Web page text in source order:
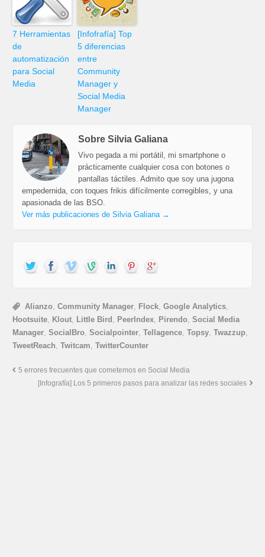
7 Herramientas
de
automatización
para Social
Media
[Infofrafía] Top
5 diferencias
entre
Community
Manager y
Social Media
Manager
Sobre Silvia Galiana
Vivo pegada a mi portátil, mi smartphone o
prácticamente cualquier cosa con botones o
pantallas táctiles. Admito que soy una jugona
empedernida, con toques frikis difícilmente corregibles, y una
apasionada de las BSO.
Ver más publicaciones de Silvia Galiana →
Alianzo ,Community Manager Flock ,Google Analytics
Hootsuite Klout Little Bird PeerIndex Pirendo ,Social Media
Manager ,SocialBro ,Socialpointer ,Tellagence ,Topsy ,Twazzup
TweetReach ,Twitcam ,TwitterCounter
5 errores frecuentes que cometemos en Social Media
[Infografía] Los 5 primeros pasos para analizar las redes sociales